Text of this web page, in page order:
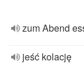
zum Abend
jeść kolację